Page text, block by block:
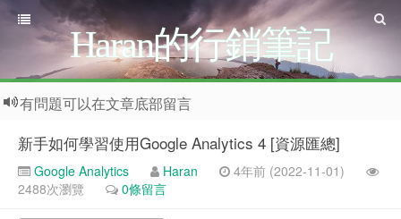
Haran的行銷筆記
有問題可以在文章底部留言
新手如何學習使用Google Analytics 4 [資源匯總]
Google Analytics Haran
4年前 (2022-11-01)
2488次瀏覽
0條留言